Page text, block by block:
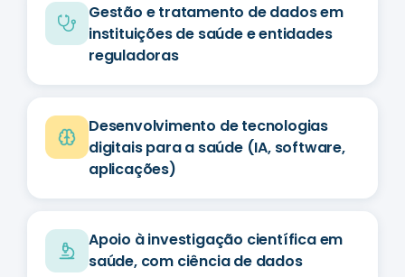
Gestão e tratamento de dados em
instituições de saúde e entidades
reguladoras
Desenvolvimento de tecnologias
digitais para a saúde (IA, software,
aplicações)
Apoio à investigação científica em
saúde, com ciência de dados